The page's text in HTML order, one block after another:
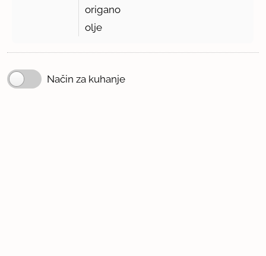
origano
olje
Način za kuhanje